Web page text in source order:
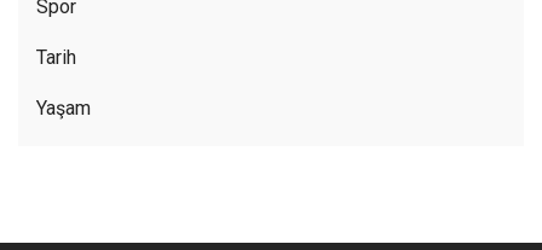
Spor
Tarih
Yaşam